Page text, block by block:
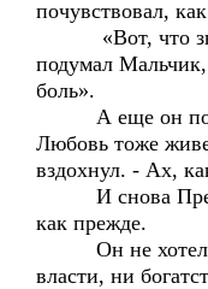
почувствовал,
«Вот, что
подумал
боль».
А еще он
Любовь тоже
вздохнул. - Ах,
И снова
как прежде.
Он не хотел
власти, ни